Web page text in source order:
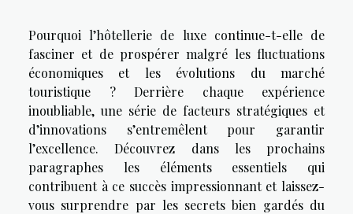
Pourquoi l’hôtellerie de luxe continue-t-elle de
fasciner et de prospérer malgré les fluctuations
économiques et les évolutions du marché
touristique ? Derrière chaque expérience
inoubliable, une série de facteurs stratégiques et
d’innovations s’entremêlent pour garantir
l’excellence. Découvrez dans les prochains
paragraphes les éléments essentiels qui
contribuent à ce succès impressionnant et laissez-
vous surprendre par les secrets bien gardés du